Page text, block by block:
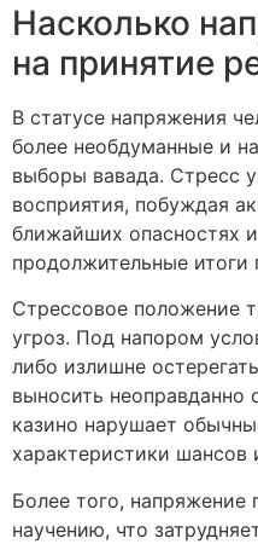
Насколько
на принятие
В статусе напряжения
более необдуманные и
выборы вавада. Стресс
восприятия, побуждая
ближайших опасностях и
продолжительные итоги
Стрессовое положение
угроз. Под напором
либо излишне
выносить неоправданно
казино нарушает
характеристики шансов
Более того, напряжение
научению, что